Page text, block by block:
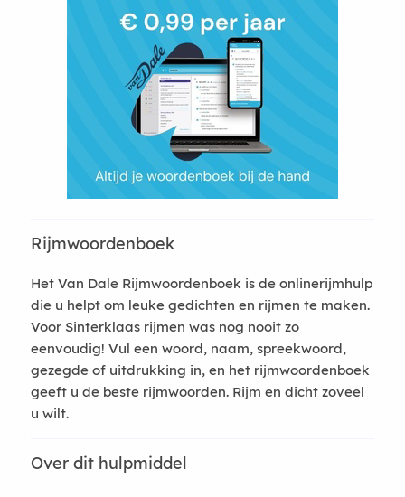
Rijmwoordenboek
Het Van Dale Rijmwoordenboek is de onlinerijmhulp
die u helpt om leuke gedichten en rijmen te maken.
Voor Sinterklaas rijmen was nog nooit zo
eenvoudig! Vul een woord, naam, spreekwoord,
gezegde of uitdrukking in, en het rijmwoordenboek
geeft u de beste rijmwoorden. Rijm en dicht zoveel
u wilt.
Over dit hulpmiddel